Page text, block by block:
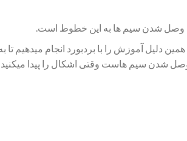
وصل شدن سیم ها به این خطوط است.
دلیل آموزش را با بردبورد انجام میدهیم تا
وصل شدن سیم هاست وقتی اشکال را پیدا